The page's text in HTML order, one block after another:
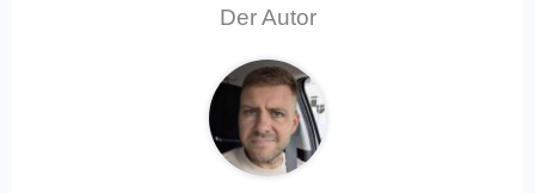
Der Autor